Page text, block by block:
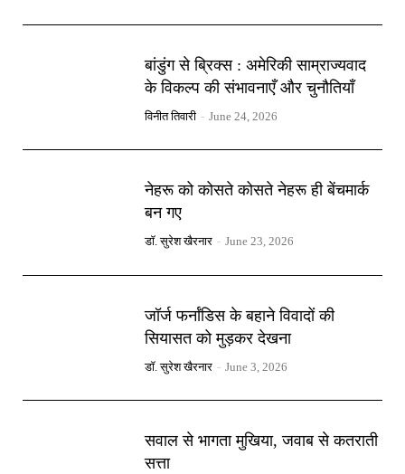
बांडुंग से ब्रिक्स : अमेरिकी साम्राज्यवाद
के विकल्प की संभावनाएँ और चुनौतियाँ
विनीत तिवारी - June 24, 2026
नेहरू को कोसते कोसते नेहरू ही बेंचमार्क
बन गए
डॉ. सुरेश खैरनार - June 23, 2026
जॉर्ज फर्नांडिस के बहाने विवादों की
सियासत को मुड़कर देखना
डॉ. सुरेश खैरनार - June 3, 2026
सवाल से भागता मुखिया, जवाब से कतराती
सत्ता